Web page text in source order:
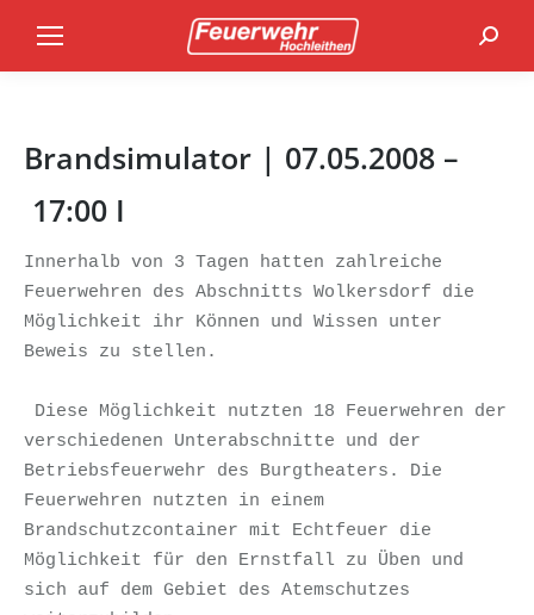
Brandsimulator | 07.05.2008 –
17:00 I
Innerhalb von 3 Tagen hatten zahlreiche
Feuerwehren des Abschnitts Wolkersdorf die
Möglichkeit ihr Können und Wissen unter
Beweis zu stellen.
verschiedenen Unterabschnitte und der
Betriebsfeuerwehr des Burgtheaters. Die
Feuerwehren nutzten in einem
Brandschutzcontainer mit Echtfeuer die
Möglichkeit für den Ernstfall zu Üben und
sich auf dem Gebiet des Atemschutzes